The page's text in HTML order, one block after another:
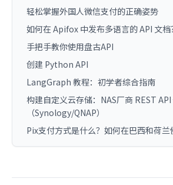
轻松掌握外国人微信支付的正确姿势
如何在 Apifox 中发布多语言的 API 文档
手把手教你使用盘古API
创建 Python API
LangGraph 教程：初学者综合指南
构建自定义云存储：NAS厂商 REST
（Synology/QNAP）
Pix支付方式是什么？如何在巴西和荷兰